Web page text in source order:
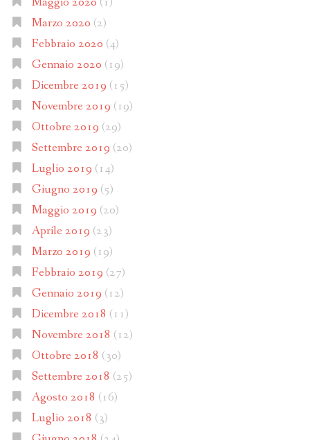
Marzo 2020 (2)
Febbraio 2020 (4)
Gennaio 2020 (19)
Dicembre 2019 (15)
Novembre 2019 (19)
Ottobre 2019 (29)
Settembre 2019 (20)
Luglio 2019 (14)
Giugno 2019 (5)
Maggio 2019 (20)
Aprile 2019 (23)
Marzo 2019 (19)
Febbraio 2019 (27)
Gennaio 2019 (12)
Dicembre 2018 (11)
Novembre 2018 (12)
Ottobre 2018 (30)
Settembre 2018 (25)
Agosto 2018 (16)
Luglio 2018 (3)